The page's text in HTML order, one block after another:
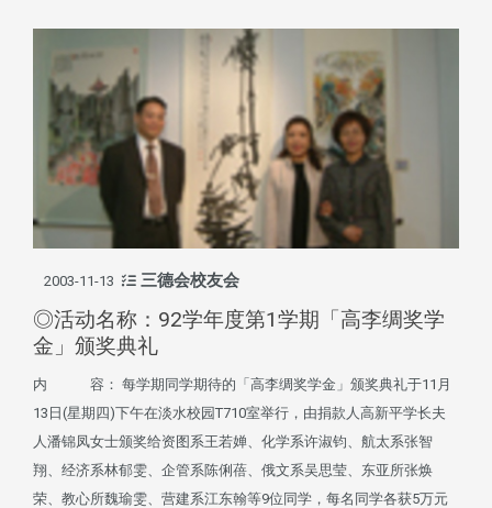
2003-11-13 三德会校友会
◎活动名称：92学年度第1学期「高李绸奖学
金」颁奖典礼
内 容： 每学期同学期待的「高李绸奖学金」颁奖典礼于11月
13日(星期四)下午在淡水校园T710室举行，由捐款人高新平学长夫
人潘锦凤女士颁奖给资图系王若婵、化学系许淑钧、航太系张智
翔、经济系林郁雯、企管系陈俐蓓、俄文系吴思莹、东亚所张焕
荣、教心所魏瑜雯、营建系江东翰等9位同学，每名同学各获5万元